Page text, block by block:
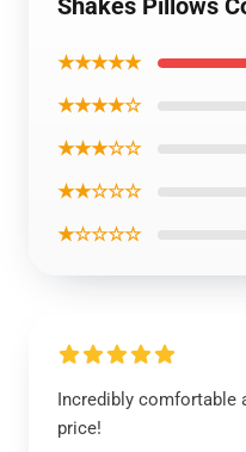
Shakes Pillows
★★★★★
★★★★☆
★★★☆☆
★★☆☆☆
★☆☆☆☆
Incredibly comfortable
price!